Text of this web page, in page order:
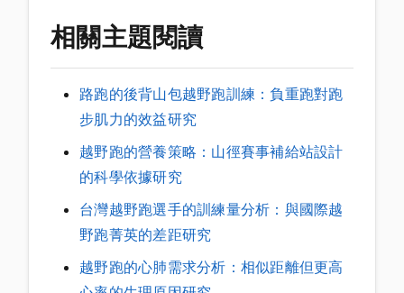
相關主題閱讀
路跑的後背山包越野跑訓練：負重跑對跑
步肌力的效益研究
越野跑的營養策略：山徑賽事補給站設計
的科學依據研究
台灣越野跑選手的訓練量分析：與國際越
野跑菁英的差距研究
越野跑的心肺需求分析：相似距離但更高